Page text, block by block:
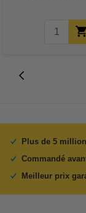
Plus de 5
Commandé
Meilleur prix